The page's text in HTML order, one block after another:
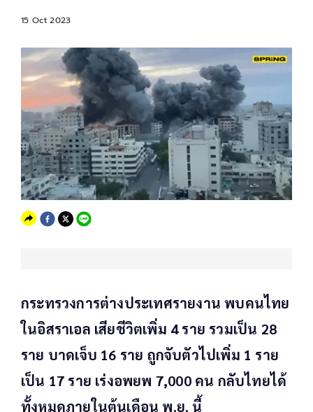
15 Oct 2023
กระทรวงการต่างประเทศรายงาน พบคนไทย
ในอิสราเอล เสียชีวิตเพิ่ม 4 ราย รวมเป็น 28
ราย บาดเจ็บ 16 ราย ถูกจับตัวไปเพิ่ม 1 ราย
เป็น 17 ราย เร่งอพยพ 7,000 คน กลับไทยได้
ทั้งหมดภายในต้นเดือน พ.ย. นี้